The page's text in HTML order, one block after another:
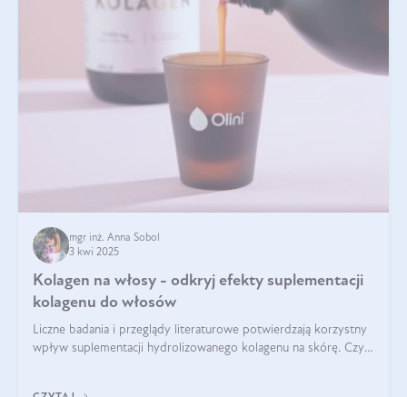
mgr inż. Anna Sobol
3 kwi 2025
Kolagen na włosy - odkryj efekty suplementacji
kolagenu do włosów
Liczne badania i przeglądy literaturowe potwierdzają korzystny
wpływ suplementacji hydrolizowanego kolagenu na skórę. Czy